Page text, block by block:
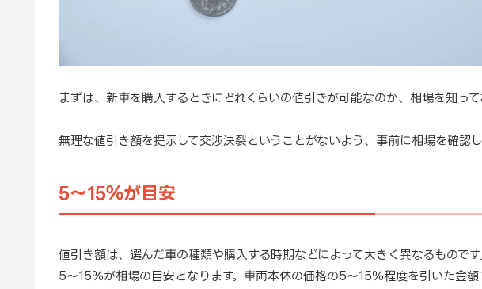
まずは、新車を購入するときにどれくらいの値引きが可能なのか、相場を知って
無理な値引き額を提示して交渉決裂ということがないよう、事前に相場を確認し
5〜15％が目安
値引き額は、選んだ車の種類や購入する時期などによって大きく異なるもので
5〜15％が相場の目安となります。車両本体の価格の5〜15％程度を引いた金額